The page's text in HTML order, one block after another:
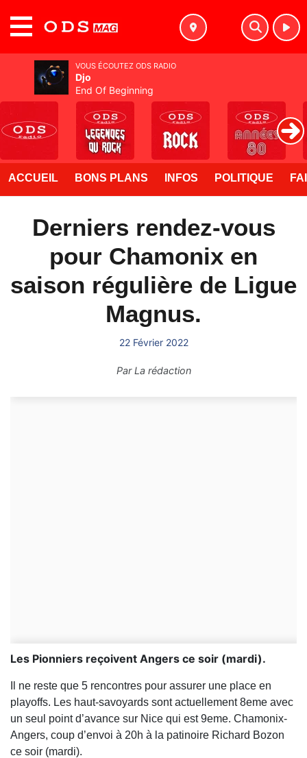
ACCUEIL BONS PLANS INFOS POLITIQUE
Derniers rendez-vous
pour Chamonix en
saison régulière de Ligue
Magnus.
22 Février 2022
ParLa rédaction
Les Pionniers reçoivent Angers ce soir (mardi).
Il ne reste que 5 rencontres pour assurer une place en
playoffs. Les haut-savoyards sont actuellement 8eme avec
un seul point d’avance sur Nice qui est 9eme. Chamonix-
Angers, coup d’envoi à 20h à la patinoire Richard Bozon
ce soir (mardi).
VOUS ÉCOUTEZ ODS RADIO
Djo
End Of Beginning